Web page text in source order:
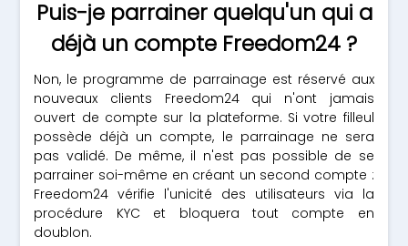
Puis-je parrainer quelqu'un qui a
déjà un compte Freedom24 ?
Non, le programme de parrainage est réservé aux
nouveaux clients Freedom24 qui n'ont jamais
ouvert de compte sur la plateforme. Si votre filleul
possède déjà un compte, le parrainage ne sera
pas validé. De même, il n'est pas possible de se
parrainer soi-même en créant un second compte :
Freedom24 vérifie l'unicité des utilisateurs via la
procédure KYC et bloquera tout compte en
doublon.